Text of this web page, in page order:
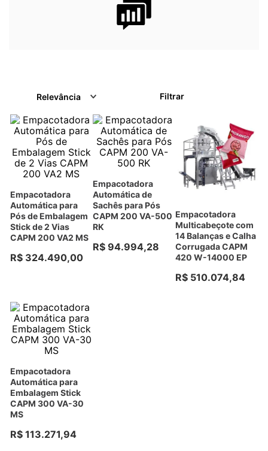
Relevância Filtrar
Empacotadora
Automática para
Pós de Embalagem
Stick de 2 Vias
CAPM 200 VA2 MS
R$ 324.490,00
Empacotadora
Automática de
Sachês para Pós
CAPM 200 VA-500
RK
R$ 94.994,28
Empacotadora
Multicabeçote com
14 Balanças e Calha
Corrugada CAPM
420 W-14000 EP
R$ 510.074,84
Empacotadora
Automática para
Embalagem Stick
CAPM 300 VA-30
MS
R$ 113.271,94